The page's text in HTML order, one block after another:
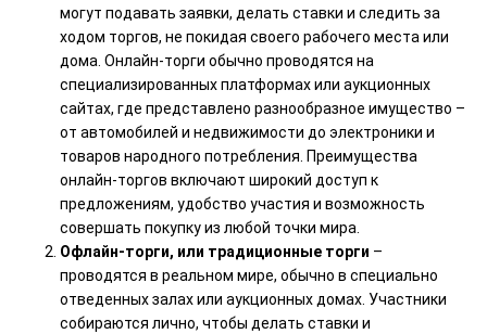
могут подавать заявки, делать ставки и следить за
ходом торгов, не покидая своего рабочего места или
дома. Онлайн-торги обычно проводятся на
специализированных платформах или аукционных
сайтах, где представлено разнообразное имущество –
от автомобилей и недвижимости до электроники и
товаров народного потребления. Преимущества
онлайн-торгов включают широкий доступ к
предложениям, удобство участия и возможность
совершать покупку из любой точки мира.
Офлайн-торги, или традиционные торги –
проводятся в реальном мире, обычно в специально
отведенных залах или аукционных домах. Участники
собираются лично, чтобы делать ставки и